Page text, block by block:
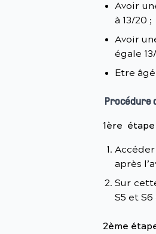
Avoir
à 13/20 ;
Avoir
égale
Etre
Procédure
1ère étape
après
Sur
S5 et
2ème